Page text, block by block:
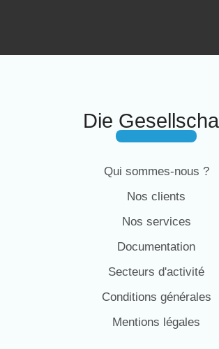
Die
Qui sommes-nous ?
Nos clients
Nos services
Documentation
Secteurs d'activité
Conditions générales
Mentions légales